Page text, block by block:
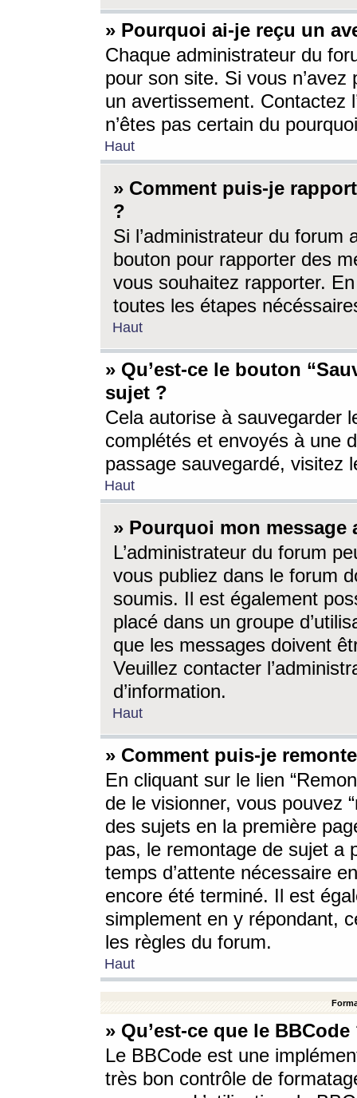
» Pourquoi ai-je reçu un
Chaque administrateur du
pour son site. Si vous
un avertissement. Contactez
n’êtes pas certain du
Haut
» Comment puis-je
?
Si l’administrateur du forum
bouton pour rapporter des
vous souhaitez rapporter.
toutes les étapes
Haut
» Qu’est-ce le bouton
sujet ?
Cela autorise à sauvegarder
complétés et envoyés à une
passage sauvegardé, visitez
Haut
» Pourquoi mon message
L’administrateur du forum
vous publiez dans le forum
soumis. Il est également
placé dans un groupe
que les messages doivent
Veuillez contacter
d’information.
Haut
» Comment puis-je
En cliquant sur le lien
de le visionner, vous pouvez
des sujets en la première
pas, le remontage de sujet a
temps d’attente nécessaire
encore été terminé. Il est
simplement en y répondant,
les règles du forum.
Haut
» Qu’est-ce que le BBCode
Le BBCode est une
très bon contrôle de